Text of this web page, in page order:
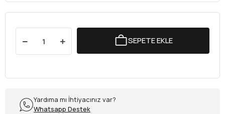
SEPETE EKLE
Yardıma mı İhtiyacınız var?
Whatsapp Destek